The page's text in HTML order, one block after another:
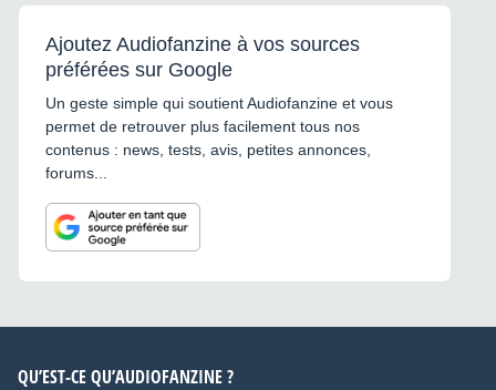
parleurs, plaques
Ajoutez Audiofanzine à vos sources
préférées sur Google
Un geste simple qui soutient Audiofanzine et vous
permet de retrouver plus facilement tous nos
contenus : news, tests, avis, petites annonces,
forums...
QU’EST-CE QU’AUDIOFANZINE ?